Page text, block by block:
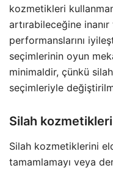
kozmetikleri
artırabileceğine
performanslarını
seçimlerinin oyun
minimaldir, çünkü
seçimleriyle
Silah
Silah kozmetiklerini
tamamlamayı veya